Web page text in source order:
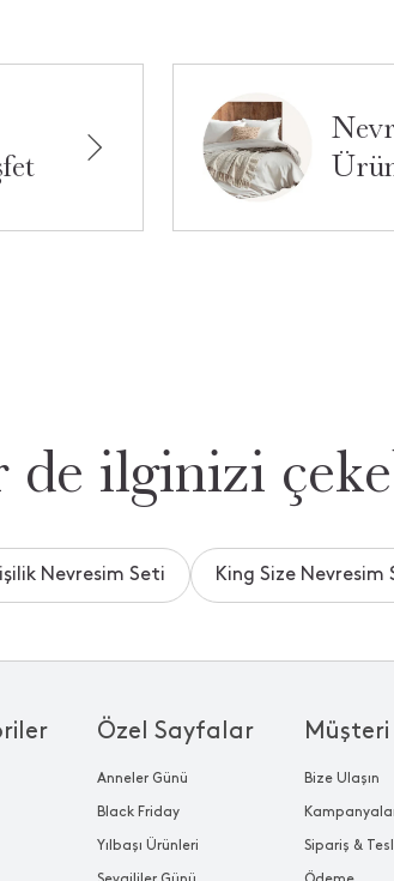
de ilginizi
Nevresim Seti King Size Nevresim
Özel Sayfalar
Anneler Günü
Black Friday
Yılbaşı Ürünleri
Bize Ulaşın
Sipariş &